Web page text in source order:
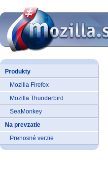
Produkty
Mozilla Firefox
Mozilla Thunderbird
SeaMonkey
Na prevzatie
Prenosné verzie